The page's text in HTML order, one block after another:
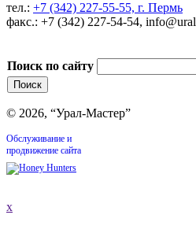
тел.: +7 (342) 227-55-55, г. Пермь
факс.: +7 (342) 227-54-54,
Поиск по сайту
© 2026, “Урал-Мастер”
Обслуживание и
продвижение сайта
x